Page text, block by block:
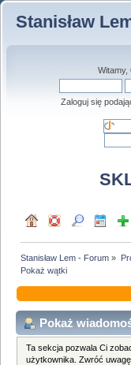
Stanisław
Witamy,
Zaloguj się
Stanisław Lem - Forum »
Pokaż wątki
Pokaż
Ta sekcja pozwala Ci
użytkownika. Zwróć